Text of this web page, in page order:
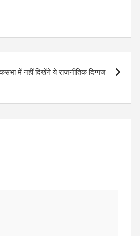
में नहीं दिखेंगे ये राजनीतिक दिग्गज